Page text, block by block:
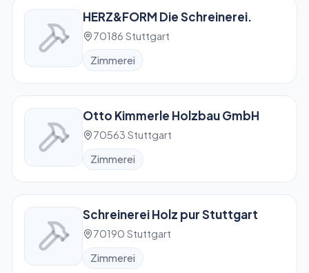
HERZ&FORM Die Schreinerei.
70186 Stuttgart
Zimmerei
Otto Kimmerle Holzbau GmbH
70563 Stuttgart
Zimmerei
Schreinerei Holz pur Stuttgart
70190 Stuttgart
Zimmerei